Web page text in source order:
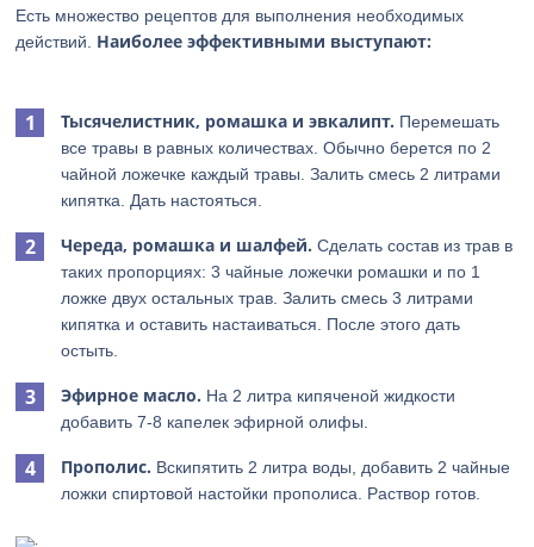
Есть множество рецептов для выполнения необходимых
действий. Наиболее эффективными выступают:
Тысячелистник, ромашка и эвкалипт. Перемешать
все травы в равных количествах. Обычно берется по 2
чайной ложечке каждый травы. Залить смесь 2 литрами
кипятка. Дать настояться.
Череда, ромашка и шалфей. Сделать состав из трав в
таких пропорциях: 3 чайные ложечки ромашки и по 1
ложке двух остальных трав. Залить смесь 3 литрами
кипятка и оставить настаиваться. После этого дать
остыть.
Эфирное масло. На 2 литра кипяченой жидкости
добавить 7-8 капелек эфирной олифы.
Прополис. Вскипятить 2 литра воды, добавить 2 чайные
ложки спиртовой настойки прополиса. Раствор готов.